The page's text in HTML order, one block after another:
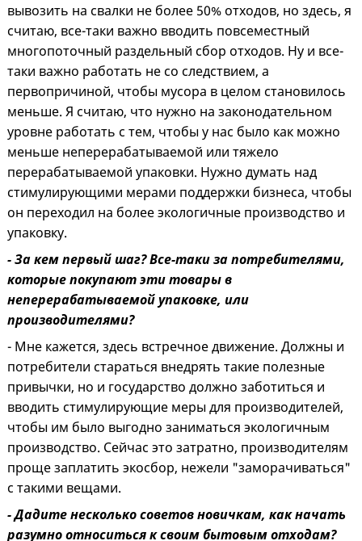
вывозить на свалки не более 50% отходов, но здесь, я
считаю, все-таки важно вводить повсеместный
многопоточный раздельный сбор отходов. Ну и все-
таки важно работать не со следствием, а
первопричиной, чтобы мусора в целом становилось
меньше. Я считаю, что нужно на законодательном
уровне работать с тем, чтобы у нас было как можно
меньше неперерабатываемой или тяжело
перерабатываемой упаковки. Нужно думать над
стимулирующими мерами поддержки бизнеса, чтобы
он переходил на более экологичные производство и
упаковку.
- За кем первый шаг? Все-таки за потребителями,
которые покупают эти товары в
неперерабатываемой упаковке, или
производителями?
- Мне кажется, здесь встречное движение. Должны и
потребители стараться внедрять такие полезные
привычки, но и государство должно заботиться и
вводить стимулирующие меры для производителей,
чтобы им было выгодно заниматься экологичным
производство. Сейчас это затратно, производителям
проще заплатить экосбор, нежели "заморачиваться"
с такими вещами.
- Дадите несколько советов новичкам, как начать
разумно относиться к своим бытовым отходам?